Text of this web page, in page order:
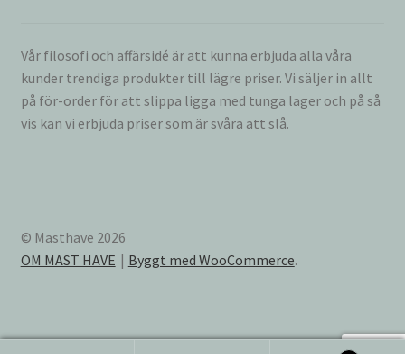
Vår filosofi och affärsidé är att kunna erbjuda alla våra
kunder trendiga produkter till lägre priser. Vi säljer in allt
på för-order för att slippa ligga med tunga lager och på så
vis kan vi erbjuda priser som är svåra att slå.
© Masthave 2026
OM MAST HAVE
Byggt med WooCommerce.